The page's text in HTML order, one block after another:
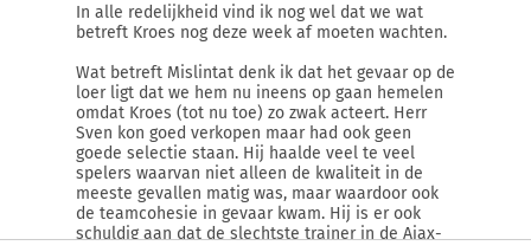
In alle redelijkheid vind ik nog wel dat we wat
betreft Kroes nog deze week af moeten wachten.
Wat betreft Mislintat denk ik dat het gevaar op de
loer ligt dat we hem nu ineens op gaan hemelen
omdat Kroes (tot nu toe) zo zwak acteert. Herr
Sven kon goed verkopen maar had ook geen
goede selectie staan. Hij haalde veel te veel
spelers waarvan niet alleen de kwaliteit in de
meeste gevallen matig was, maar waardoor ook
de teamcohesie in gevaar kwam. Hij is er ook
schuldig aan dat de slechtste trainer in de Ajax-